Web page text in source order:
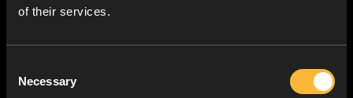
of their services.
Selection
Necessary